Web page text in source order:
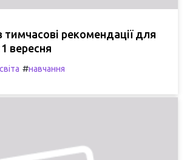
рекомендації для
вересня
#навчання